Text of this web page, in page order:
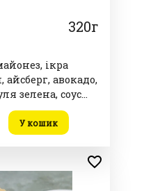
320г
ікра
авокадо,
зелена, соус
У кошик